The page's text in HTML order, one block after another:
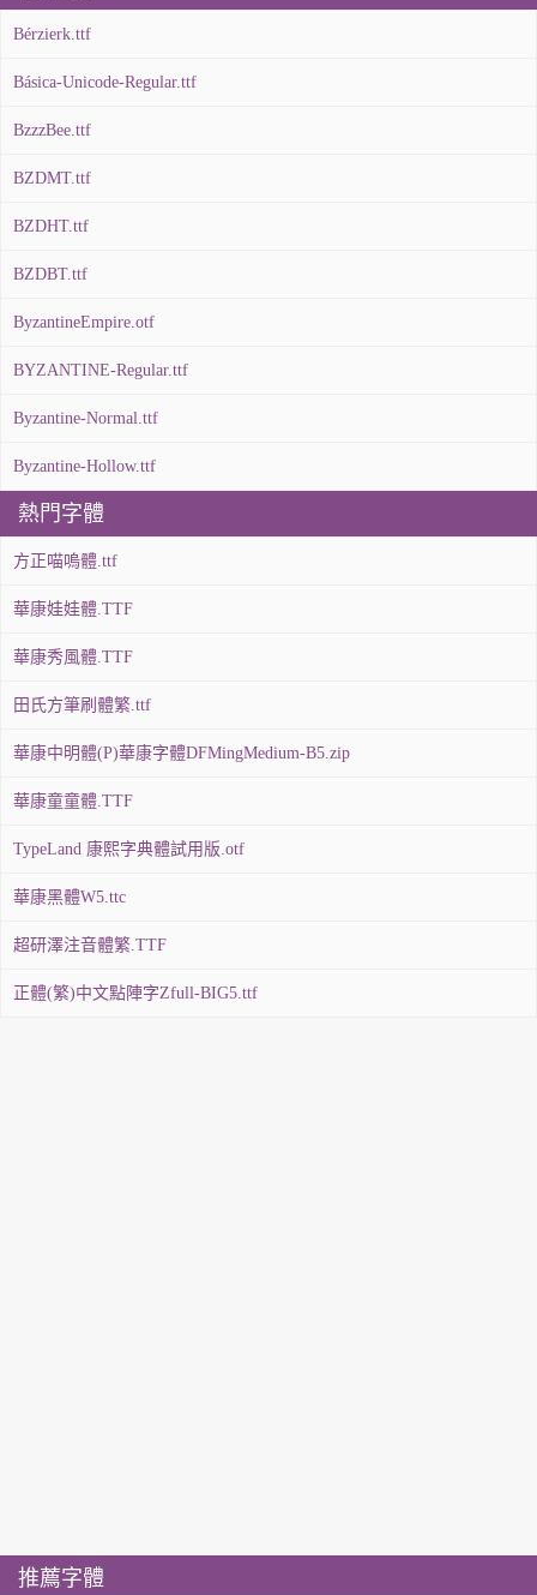
Bérzierk.ttf
Básica-Unicode-Regular.ttf
BzzzBee.ttf
BZDMT.ttf
BZDHT.ttf
BZDBT.ttf
ByzantineEmpire.otf
BYZANTINE-Regular.ttf
Byzantine-Normal.ttf
Byzantine-Hollow.ttf
熱門字體
方正喵嗚體.ttf
華康娃娃體.TTF
華康秀風體.TTF
田氏方筆刷體繁.ttf
華康中明體(P)華康字體DFMingMedium-B5.zip
華康童童體.TTF
TypeLand 康熙字典體試用版.otf
華康黑體W5.ttc
超研澤注音體繁.TTF
正體(繁)中文點陣字Zfull-BIG5.ttf
推薦字體